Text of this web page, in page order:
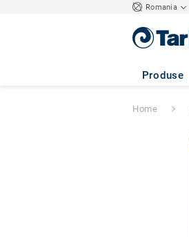
Romania
Produse
Home